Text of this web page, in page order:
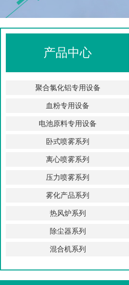
产品中心
聚合氯化铝专用设备
血粉专用设备
电池原料专用设备
卧式喷雾系列
离心喷雾系列
压力喷雾系列
雾化产品系列
热风炉系列
除尘器系列
混合机系列